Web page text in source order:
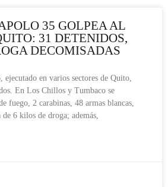
35 GOLPEA AL
31 DETENIDOS,
DECOMISADAS
en varios sectores de Quito,
En Los Chillos y Tumbaco se
fuego, 2 carabinas, 48 armas blancas,
6 kilos de droga; además,